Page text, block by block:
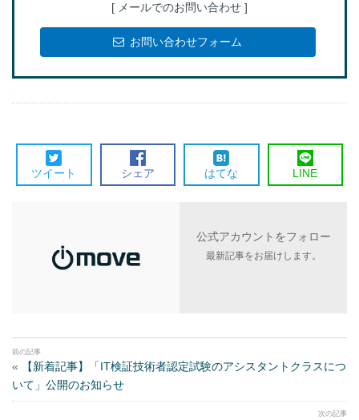
[ メールでのお問い合わせ ]
お問い合わせフォーム
ツイート シェア はてな LINE
公式アカウントをフォロー
最新記事をお届けします。
«
【新着記事】「IT検証技術者認定試験のアシスタントクラスにつ
いて」公開のお知らせ